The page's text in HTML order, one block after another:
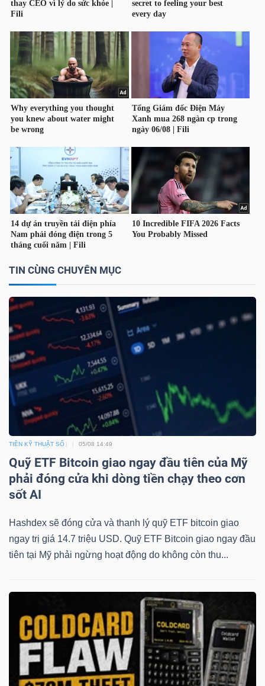
TIN CÙNG CHUYÊN MỤC
TIỀN KỸ THUẬT SỐ 05/08 14:49
Quỹ ETF Bitcoin giao ngay đầu tiên của Mỹ
phải đóng cửa khi dòng tiền chạy theo cơn
sốt AI
Hashdex sẽ đóng cửa và thanh lý quỹ ETF bitcoin giao
ngay trị giá 14.7 triệu USD. Quỹ ETF Bitcoin giao ngay đầu
tiên tại Mỹ phải ngừng hoạt động do không còn thu...
CÔNG
ĐẦU
TRUY
XUẤT
DỮ
Ngành
(-)
VS-
NĂNG
LƯỢNG
VẬT
LIỆU
CÔNG
NGHIỆP
TIÊU
DÙNG
KHÔNG
THIẾT